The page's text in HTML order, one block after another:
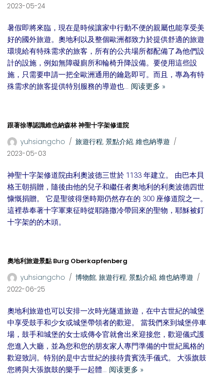
2023-05-24
暑假即將來臨，現在是時候讓家中行動不便的親屬也能享受美
好的國外旅遊。奧地利以及整個歐洲都致力於提供舒適的旅遊
環境給有特殊需求的旅客，所有的公共場所都配備了為他們設
計的設施，例如無障礙廁所和輪椅升降設備。要使用這些設
施，只需要申請一把全歐洲通用的鑰匙即可。而且，專為有特
殊需求的旅客提供特別服務的導遊也… 阅读更多 »
跟著徐導認識維也納森林 神聖十字架修道院
yuhsiangcho
旅遊行程, 景點介紹, 維也納導遊
2023-05-03
神聖十字架修道院由利奧波德三世於 1133 年建立。 由巴本貝
格王朝捐贈，隨後由他的兒子和繼任者奧地利的利奧波德四世
慷慨捐贈。 它是聖彼得堡時期仍然存在的 300 座修道院之一。
這裡恭奉著十字軍東征時從耶路撒冷帶回來的聖物，耶穌被釘
十字架的的木頭。
奧地利旅遊景點 Burg Oberkapfenberg
yuhsiangcho
博物館, 旅遊行程, 景點介紹, 維也納導遊
2022-06-25
奧地利旅遊也可以安排一次時光隧道旅遊，在中古世紀的城堡
中享受鼓手和少女或城堡帶領者的歡迎。 當我們來到城堡停車
場，鼓手和城堡的女士或傳令官就會出來迎接您，歡迎儀式護
您進入大廳，並為您和您的朋友家人專門準備的中世紀風格的
歡迎致詞。特別的是中古世紀的接待貴賓洗手儀式。 大張旗鼓
您將與大張旗鼓的樂手一起體… 阅读更多 »